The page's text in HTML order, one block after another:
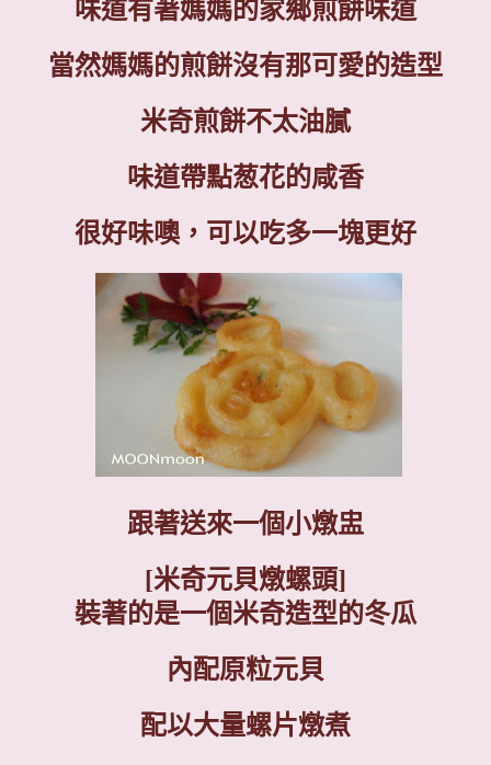
味道有著媽媽的家鄉煎餅味道
當然媽媽的煎餅沒有那可愛的造型
米奇煎餅不太油膩
味道帶點葱花的咸香
很好味噢，可以吃多一塊更好
跟著送來一個小燉盅
[米奇元貝燉螺頭]
裝著的是一個米奇造型的冬瓜
內配原粒元貝
配以大量螺片燉煮